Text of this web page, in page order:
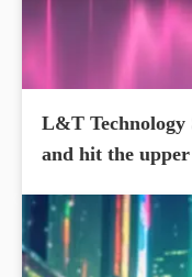
L&T
and hit the